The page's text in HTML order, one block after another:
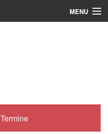
MENU